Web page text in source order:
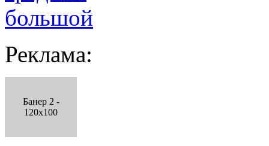
большой
Реклама:
Банер 2 -
120x100